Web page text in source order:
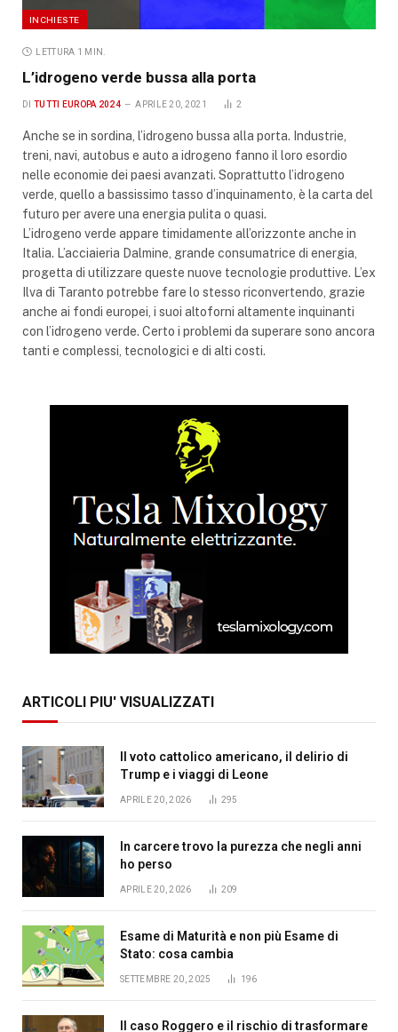
INCHIESTE
LETTURA 1 MIN.
L’idrogeno verde bussa alla porta
DI TUTTI EUROPA 2024 APRILE 20, 2021 2
Anche se in sordina, l’idrogeno bussa alla porta. Industrie,
treni, navi, autobus e auto a idrogeno fanno il loro esordio
nelle economie dei paesi avanzati. Soprattutto l’idrogeno
verde, quello a bassissimo tasso d’inquinamento, è la carta del
futuro per avere una energia pulita o quasi.
L’idrogeno verde appare timidamente all’orizzonte anche in
Italia. L’acciaieria Dalmine, grande consumatrice di energia,
progetta di utilizzare queste nuove tecnologie produttive. L’ex
Ilva di Taranto potrebbe fare lo stesso riconvertendo, grazie
anche ai fondi europei, i suoi altoforni altamente inquinanti
con l’idrogeno verde. Certo i problemi da superare sono ancora
tanti e complessi, tecnologici e di alti costi.
ARTICOLI PIU' VISUALIZZATI
Il voto cattolico americano, il delirio di
Trump e i viaggi di Leone
APRILE 20, 2026 295
In carcere trovo la purezza che negli anni
ho perso
APRILE 20, 2026 209
Esame di Maturità e non più Esame di
Stato: cosa cambia
SETTEMBRE 20, 2025 196
Il caso Roggero e il rischio di trasformare